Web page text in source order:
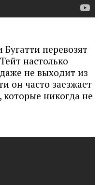
перевозят
настолько
не выходит из
он часто заезжает
никогда не